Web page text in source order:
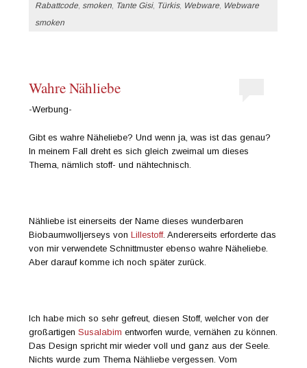
Rabattcode, smoken, Tante Gisi, Türkis, Webware, Webware
smoken
Wahre Nähliebe
-Werbung-
Gibt es wahre Näheliebe? Und wenn ja, was ist das genau?
In meinem Fall dreht es sich gleich zweimal um dieses
Thema, nämlich stoff- und nähtechnisch.
Nähliebe ist einerseits der Name dieses wunderbaren
Biobaumwolljerseys vonLillestoff. Andererseits erforderte das
von mir verwendete Schnittmuster ebenso wahre Näheliebe.
Aber darauf komme ich noch später zurück.
Ich habe mich so sehr gefreut, diesen Stoff, welcher von der
großartigenSusalabim entworfen wurde, vernähen zu können.
Das Design spricht mir wieder voll und ganz aus der Seele.
Nichts wurde zum Thema Nähliebe vergessen. Vom